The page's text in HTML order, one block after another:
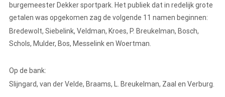
burgemeester Dekker sportpark. Het publiek dat in redelijk grote
getalen was opgekomen zag de volgende 11 namen beginnen:
Bredewolt, Siebelink, Veldman, Kroes, P. Breukelman, Bosch,
Schols, Mulder, Bos, Messelink en Woertman.
Op de bank:
Slijngard, van der Velde, Braams, L. Breukelman, Zaal en Verburg.